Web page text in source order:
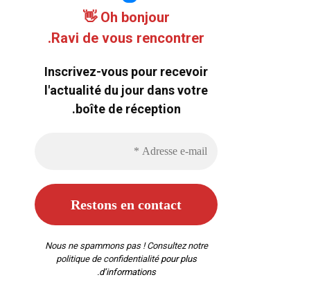
Oh bonjour 👋
Ravi de vous rencontrer.
Inscrivez-vous pour recevoir
l'actualité du jour dans votre
boîte de réception.
Nous ne spammons pas ! Consultez notre
politique de confidentialitépour plus
d’informations.